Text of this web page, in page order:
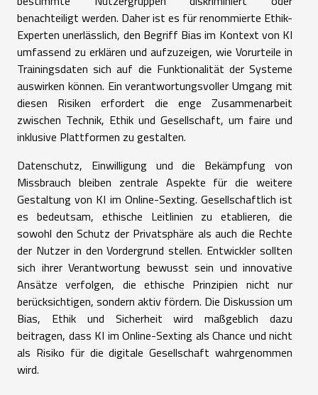
benachteiligt werden. Daher ist es für renommierte Ethik-
Experten unerlässlich, den Begriff Bias im Kontext von KI
umfassend zu erklären und aufzuzeigen, wie Vorurteile in
Trainingsdaten sich auf die Funktionalität der Systeme
auswirken können. Ein verantwortungsvoller Umgang mit
diesen Risiken erfordert die enge Zusammenarbeit
zwischen Technik, Ethik und Gesellschaft, um faire und
inklusive Plattformen zu gestalten.
Datenschutz, Einwilligung und die Bekämpfung von
Missbrauch bleiben zentrale Aspekte für die weitere
Gestaltung von KI im Online-Sexting. Gesellschaftlich ist
es bedeutsam, ethische Leitlinien zu etablieren, die
sowohl den Schutz der Privatsphäre als auch die Rechte
der Nutzer in den Vordergrund stellen. Entwickler sollten
sich ihrer Verantwortung bewusst sein und innovative
Ansätze verfolgen, die ethische Prinzipien nicht nur
berücksichtigen, sondern aktiv fördern. Die Diskussion um
Bias, Ethik und Sicherheit wird maßgeblich dazu
beitragen, dass KI im Online-Sexting als Chance und nicht
als Risiko für die digitale Gesellschaft wahrgenommen
wird.